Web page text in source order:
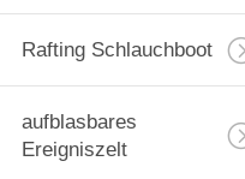
Rafting Schlauchboot
aufblasbares
Ereigniszelt